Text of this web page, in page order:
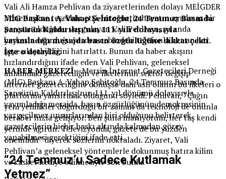
Vali Ali Hamza Pehlivan da ziyaretlerinden dolayı MEİGDER
Yönetimi’ne teşekkür etti. İnternetin hayatın ayrılmaz bir
parçası olduğunu vurgulayan Vali Pehlivan, şu anda
herkesin oturduğu yerden cebindeki telefonla her an her
şeye ulaşabildiğini hatırlattı. Bunun da haber akışını
hızlandırdığını ifade eden Vali Pehlivan, geleneksel
anlamdaki gazeteciliğin ve ilkelerinin sektör değişip
internet gazeteciliğine dönüşse dahi asıl olanın bu ilkeleri o
platforma yansıtmak olduğunu söyledi. Pehlivan, “Çağın
yeni yenilikler doğurduğu bir zaman da teknoloji de onunla
beraber hızla gelişiyor. Ben şuna inanıyorum, her taş kendi
yerinde ağırdır. Televizyonda, gazete de bu yüzden
önemlidir” diyerek sözlerini noktaladı. Ziyaret, Vali
Pehlivan’a geleneksel yöntemlerle dokunmuş hatıra kilim
ve kasket hediye edilmesiyle son buldu.
MİG Başkanı A. Vahap Şehitoğlu, 24 Temmuz Basında
Sansürün Kaldırılışı’nın 111. yılı dolayısıyla
yayımladığı mesajda basın özgürlüğüne dikkat çekti.
İşte o detaylar.
HABER MERKEZİ– Mersin İnternet Gazetecileri Derneği
(MİG) Başkanı A. Vahap Şehitoğlu, 24 Temmuz Basında
Sansürün Kaldırılışı’nın 111. yıl dönümü dolayısıyla
yayımladığı mesajda, basın özgürlüğünün demokrasinin
vazgeçilmez unsurlarından biri olduğunu belirterek,
gazetecilerin hiçbir baskı altında kalmadan görev
yapabilmesi gerektiğini ifade etti.
“24 Temmuz’u Sadece Kutlamak
Yetmez”